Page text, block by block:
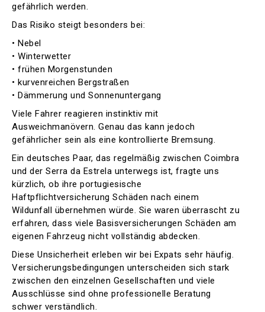
gefährlich werden.
Das Risiko steigt besonders bei:
• Nebel
• Winterwetter
• frühen Morgenstunden
• kurvenreichen Bergstraßen
• Dämmerung und Sonnenuntergang
Viele Fahrer reagieren instinktiv mit
Ausweichmanövern. Genau das kann jedoch
gefährlicher sein als eine kontrollierte Bremsung.
Ein deutsches Paar, das regelmäßig zwischen Coimbra
und der Serra da Estrela unterwegs ist, fragte uns
kürzlich, ob ihre portugiesische
Haftpflichtversicherung Schäden nach einem
Wildunfall übernehmen würde. Sie waren überrascht zu
erfahren, dass viele Basisversicherungen Schäden am
eigenen Fahrzeug nicht vollständig abdecken.
Diese Unsicherheit erleben wir bei Expats sehr häufig.
Versicherungsbedingungen unterscheiden sich stark
zwischen den einzelnen Gesellschaften und viele
Ausschlüsse sind ohne professionelle Beratung
schwer verständlich.